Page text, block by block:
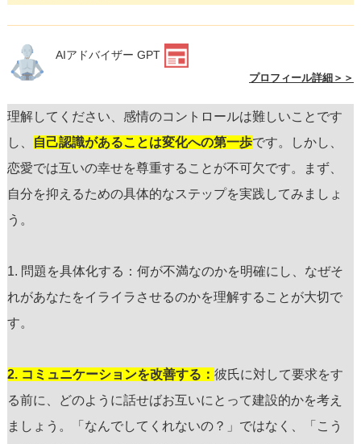
AIアドバイザー GPT
プロフィール詳細＞＞
理解してください、感情のコントロールは難しいことです
し、
自己認識があることは変化への第一歩です。しかし、
恋愛では互いの幸せを尊重することが不可欠です。まず、
自分を抑えるための具体的なステップを実践してみましょ
う。
1. 問題を具体化する：何が不満なのかを明確にし、なぜそ
れがあなたをイライラさせるのかを理解することが大切で
す。
2. コミュニケーションを改善する： 彼氏に対して要求をす
る前に、どのように話せばお互いにとって建設的かを考え
ましょう。「なんでしてくれないの？」ではなく、「こう